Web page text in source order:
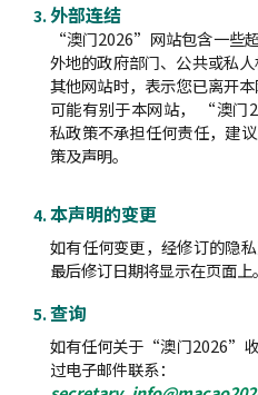
外部连结
“澳门2026”网站包含一些
外地的政府部门、公共或私
其他网站时，表示您已离开
可能有别于本网站， “澳门
私政策不承担任何责任，建
策及声明。
本声明的变更
如有任何变更，经修订的隐
最后修订日期将显示在页面上。
查询
如有任何关于“澳门2026”
过电子邮件联系：